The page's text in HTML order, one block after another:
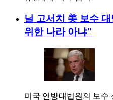
닐 고서치 美 보수
위한 나라 아냐"
미국 연방대법원의 보수